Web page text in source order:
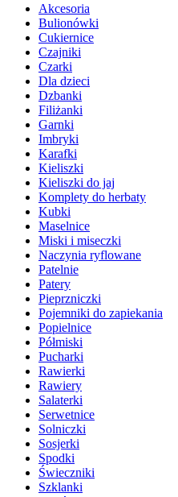
Akcesoria
Bulionówki
Cukiernice
Czajniki
Czarki
Dla dzieci
Dzbanki
Filiżanki
Garnki
Imbryki
Karafki
Kieliszki
Kieliszki do jaj
Komplety do herbaty
Kubki
Maselnice
Miski i miseczki
Naczynia ryflowane
Patelnie
Patery
Pieprzniczki
Pojemniki do zapiekania
Popielnice
Półmiski
Pucharki
Rawierki
Rawiery
Salaterki
Serwetnice
Solniczki
Sosjerki
Spodki
Świeczniki
Szklanki